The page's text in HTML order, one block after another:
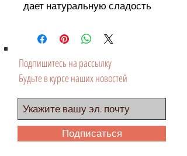
дает натуральную сладость
Подпишитесь на рассылку
Будьте в курсе наших новостей
Подписаться